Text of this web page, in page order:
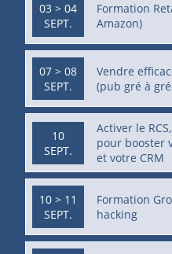
03 > 04
SEPT.
Formation
Amazon)
07 > 08
SEPT.
Vendre
(pub gré à
10
SEPT.
Activer le
pour booster
et votre CRM
10 > 11
SEPT.
Formation
hacking